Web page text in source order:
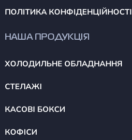
ПОЛІТИКА КОНФІДЕНЦІЙНОСТІ
НАША ПРОДУКЦІЯ
ХОЛОДИЛЬНЕ ОБЛАДНАННЯ
СТЕЛАЖІ
КАСОВІ БОКСИ
КОФІСИ